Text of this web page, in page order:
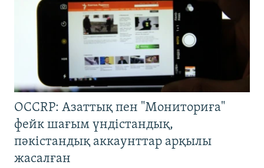
OCCRP: Азаттық пен "Мониториға"
фейк шағым үндістандық,
пәкістандық аккаунттар арқылы
жасалған